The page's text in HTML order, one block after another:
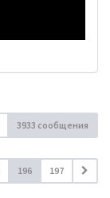
3933 сообщения
196 197